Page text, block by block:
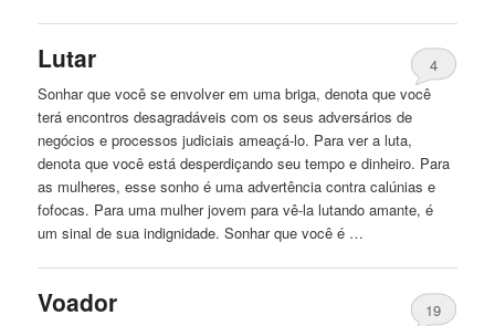
Lutar
4
Sonhar que você se envolverem uma briga, denota que você
terá encontros desagradáveis ​​com os seus adversários de
negócios e processos judiciais ameaçá-lo. Para ver a luta,
denota que você está desperdiçando seu tempo e dinheiro. Para
as mulheres, esse sonho é uma advertência contra calúnias e
fofocas. Para uma mulher jovem para vê-la lutando amante, é
um sinal de sua indignidade. Sonhar que você é …
Voador
19